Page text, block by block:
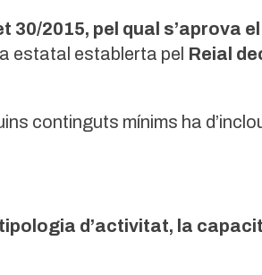
30/2015, pel qual s’aprova
estatal establerta pel Reial
continguts mínims ha
tipologia d’activitat, la